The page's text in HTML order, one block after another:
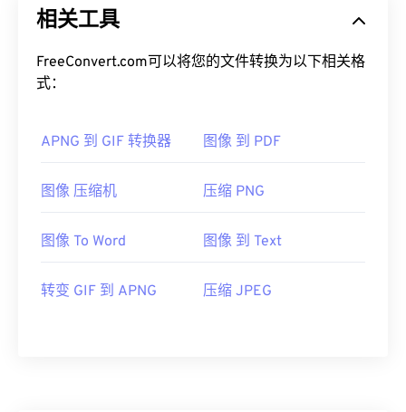
相关工具
FreeConvert.com可以将您的文件转换为以下相关格
式：
APNG 到 GIF 转换器 图像 到 PDF
图像 压缩机 压缩 PNG
图像 To Word 图像 到 Text
转变 GIF 到 APNG 压缩 JPEG